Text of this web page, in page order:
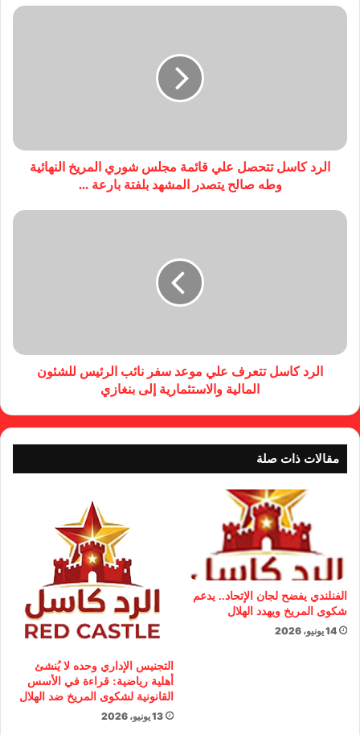
الرد كاسل تتحصل علي قائمة مجلس شوري المريخ النهائية
وطه صالح يتصدر المشهد بلفتة بارعة ...
الرد كاسل تتعرف علي موعد سفر نائب الرئيس للشئون
المالية والاستثمارية إلى بنغازي
مقالات ذات صلة
الفنلندي يفضح لجان الإتحاد.. يدعم
شكوى المريخ ويهدد الهلال
14 يونيو، 2026
التجنيس الإداري وحده لا يُنشئ
أهلية رياضية: قراءة في الأسس
القانونية لشكوى المريخ ضد الهلال
13 يونيو، 2026